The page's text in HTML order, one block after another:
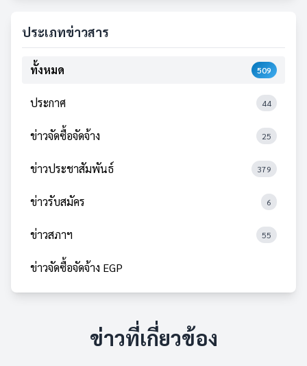
ประเภทข่าวสาร
ทั้งหมด 509
ประกาศ 44
ข่าวจัดซื้อจัดจ้าง 25
ข่าวประชาสัมพันธ์ 379
ข่าวรับสมัคร 6
ข่าวสภาฯ 55
ข่าวจัดซื้อจัดจ้าง EGP
ข่าวที่เกี่ยวข้อง